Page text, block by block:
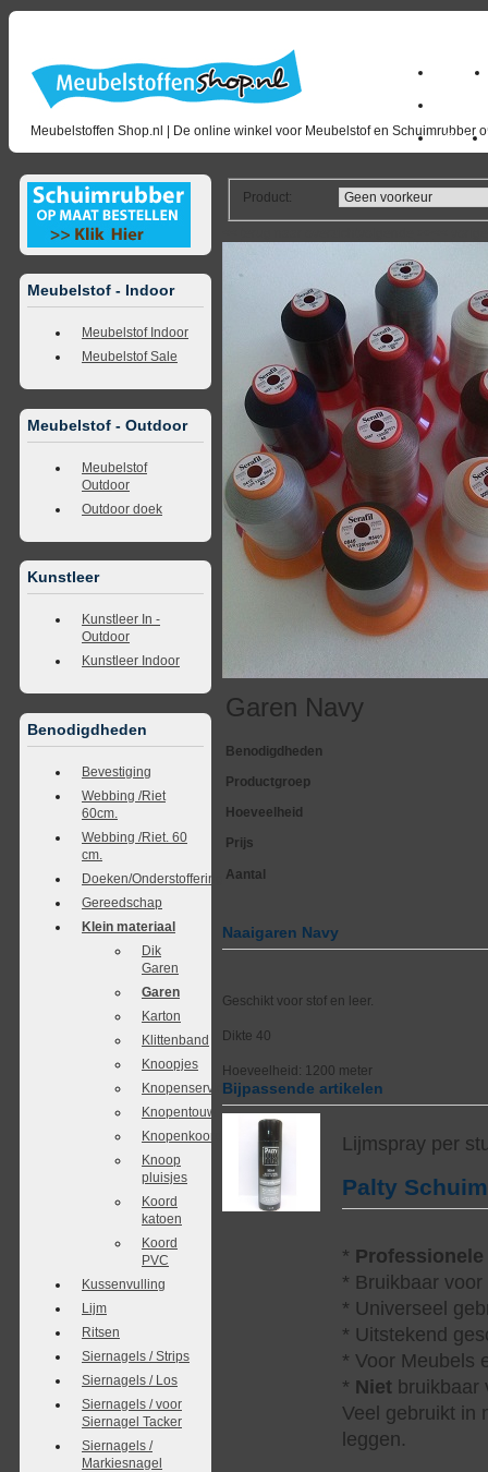
Meubelstoffen Shop.nl | De online winkel voor Meubelstof en Schuimrubber
Home
Outlet
Meubelstof - Indoor
Meubelstof Indoor
Meubelstof Sale
Meubelstof - Outdoor
Meubelstof
Outdoor
Outdoor doek
Kunstleer
Kunstleer In -
Outdoor
Kunstleer Indoor
Benodigdheden
Bevestiging
Webbing /Riet
60cm.
Webbing /Riet. 60
cm.
Doeken/Onderstoffering
Gereedschap
Klein materiaal
Dik
Garen
Garen
Karton
Klittenband
Knoopjes
Knopenservice
Knopentouw
Knopenkoordjes
Knoop
pluisjes
Koord
katoen
Koord
PVC
Kussenvulling
Lijm
Ritsen
Siernagels / Strips
Siernagels / Los
Siernagels / voor
Siernagel Tacker
Siernagels /
Markiesnagel
Product:
Garen Navy
Benodigdheden
Productgroep
Hoeveelheid
Prijs
Aantal
Naaigaren Navy
Geschikt voor stof en leer.
Dikte 40
Hoeveelheid: 1200 meter
Bijpassende artikelen
Lijmspray per
Palty
* Professionele
* Bruikbaar
* Universeel
* Uitstekend
* Voor Meubels
* Niet bruikbaar
Veel gebruikt in
leggen.